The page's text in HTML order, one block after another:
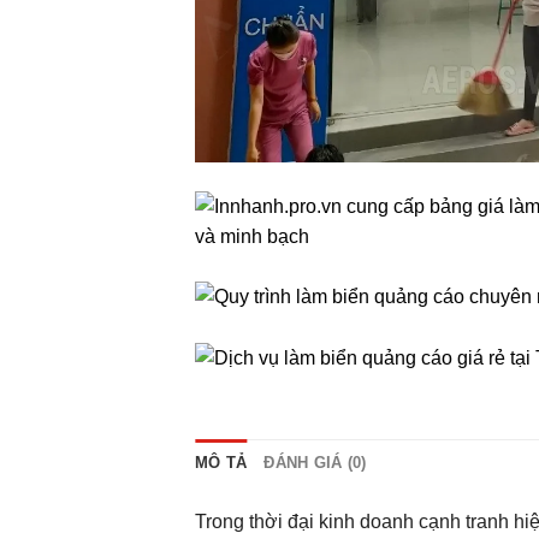
MÔ TẢ ĐÁNH GIÁ (0)
Trong thời đại kinh doanh cạnh tranh